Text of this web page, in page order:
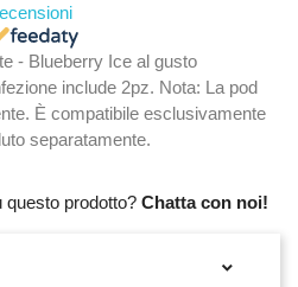
- Blueberry Ice al gusto
include 2pz. Nota: La pod
È compatibile esclusivamente
separatamente.
questo prodotto? Chatta con noi!
